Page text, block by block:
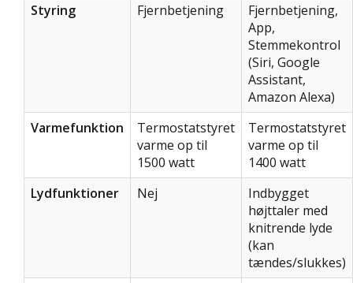
Styring
Fjernbetjening
Fjernbetjening,
App,
Stemmekontrol
(Siri, Google
Assistant,
Amazon Alexa)
Varmefunktion
Termostatstyret
varme op til
1500 watt
Termostatstyret
varme op til
1400 watt
Lydfunktioner
Nej
Indbygget
højttaler med
knitrende lyde
(kan
tændes/slukkes)